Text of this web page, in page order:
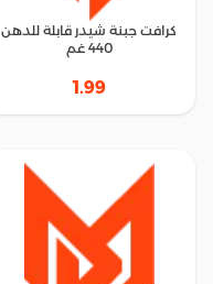
كرافت جبنة شيدر قابلة للدهن
440 غم
1.99